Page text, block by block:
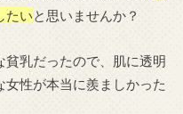
たいと思いませんか？
乳だったので、肌に透明
性が本当に羨ましかった